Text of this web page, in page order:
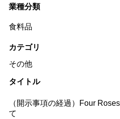
業種分類
食料品
カテゴリ
その他
タイトル
（開示事項の経過）Four
て